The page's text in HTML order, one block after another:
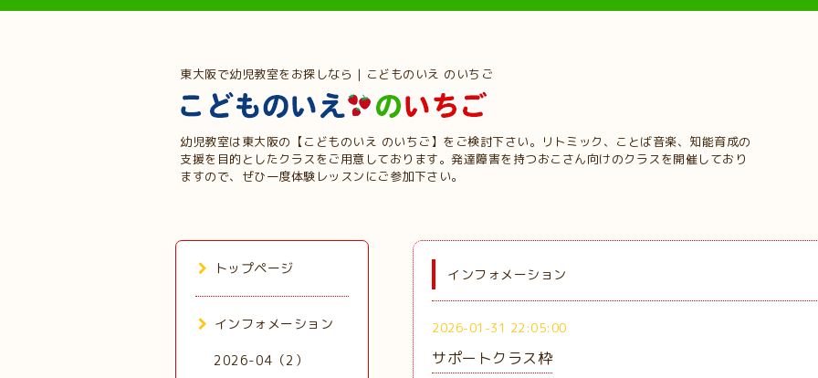
東大阪で幼児教室をお探しなら | こどものいえ のいちご
幼児教室は東大阪の【こどものいえ のいちご】をご検討下さい。リトミック、ことば音楽、知能育成の
支援を目的としたクラスをご用意しております。発達障害を持つおこさん向けのクラスを開催しており
ますので、ぜひ一度体験レッスンにご参加下さい。
インフォメーション
2026-01-31 22:05:00
サポートクラス枠
トップページ
インフォメーション
2026-04（2）